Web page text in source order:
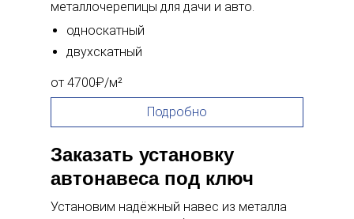
металлочерепицы для дачи и авто.
односкатный
двухскатный
от 4700₽/м²
Подробно
Заказать установку
автонавеса под ключ
Установим надёжный навес из металла